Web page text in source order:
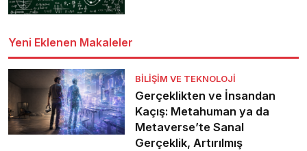
Yeni Eklenen Makaleler
BILIŞIM VE TEKNOLOJI
Gerçeklikten ve İnsandan
Kaçış: Metahuman ya da
Metaverse’te Sanal
Gerçeklik, Artırılmış